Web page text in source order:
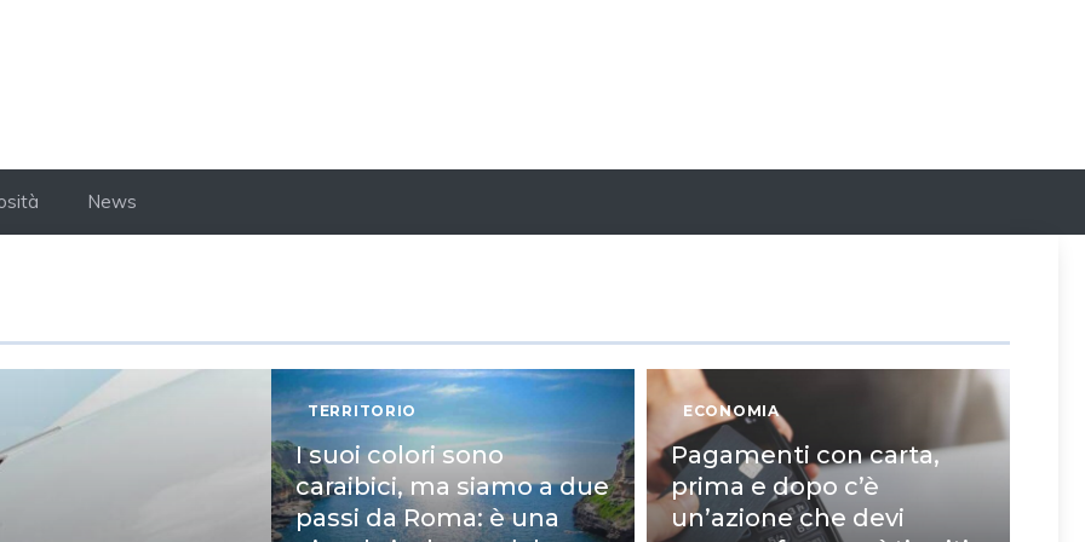
News
TERRITORIO
I suoi colori sono
caraibici, ma siamo a due
passi da Roma: è una
ECONOMIA
Pagamenti con carta,
prima e dopo c’è
un’azione che devi